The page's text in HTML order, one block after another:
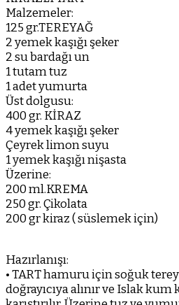
Malzemeler:
125 gr.TEREYAĞ
2 yemek kaşığı şeker
2 su bardağı un
1 tutam tuz
1 adet yumurta
Üst dolgusu:
400 gr. KİRAZ
4 yemek kaşığı şeker
Çeyrek limon suyu
1 yemek kaşığı nişasta
Üzerine:
200 ml.KREMA
250 gr. Çikolata
200 gr kiraz ( süslemek için)
Hazırlanışı:
• TART hamuru için soğuk
doğrayıcıya alınır ve Islak kum